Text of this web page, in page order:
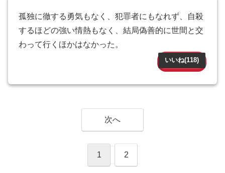
孤独に徹する勇気もなく、犯罪者にもなれず、自殺
するほどの強い情熱もなく、結局偽善的に世間と交
わって行くほかはなかった。
いいね(118)
次へ
1 2